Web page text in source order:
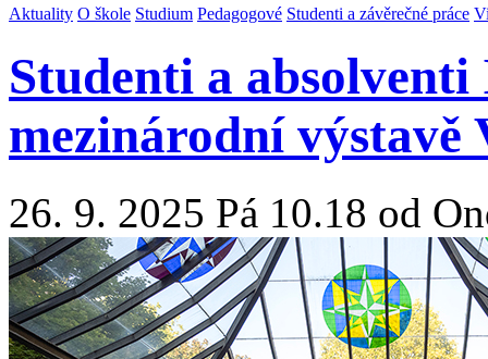
Aktuality O škole Studium Pedagogové Studenti a závěrečné práce
Studenti a
mezinárodní výstavě
26. 9. 2025 Pá 10.18 od